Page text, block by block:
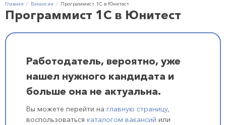
Главная Вакансии Программист 1С в Юнитест
Программист 1С в Юнитест
Работодатель, вероятно, уже
нашел нужного кандидата и
больше она не актуальна.
Вы можете перейти на главную страницу,
воспользоваться каталогом вакансий или